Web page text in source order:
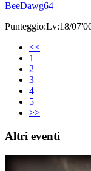
BeeDawg64
Punteggio:Lv:18/
<<
1
2
3
4
5
>>
Altri eventi